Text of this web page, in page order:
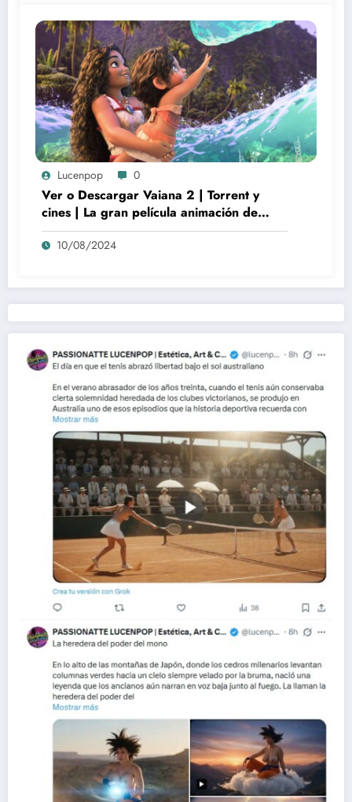
Lucenpop 0
Ver o Descargar Vaiana 2 | Torrent y
cines | La gran película animación de
culto Disney | *****
10/08/2024